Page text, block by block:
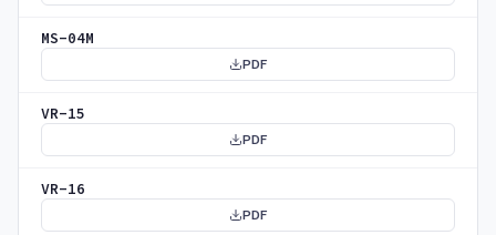
MS-04M
PDF
VR-15
PDF
VR-16
PDF